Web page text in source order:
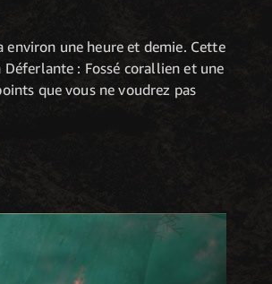
environ une heure et demie. Cette
: Fossé corallien et une
que vous ne voudrez pas